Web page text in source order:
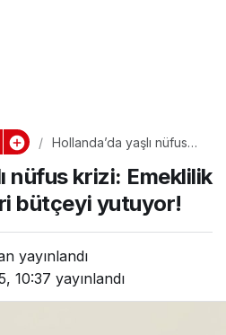
Hollanda’da yaşlı nüfus
giderleri bütçeyi yutuyor!
nüfus krizi: Emeklilik
bütçeyi yutuyor!
yayınlandı
10:37 yayınlandı